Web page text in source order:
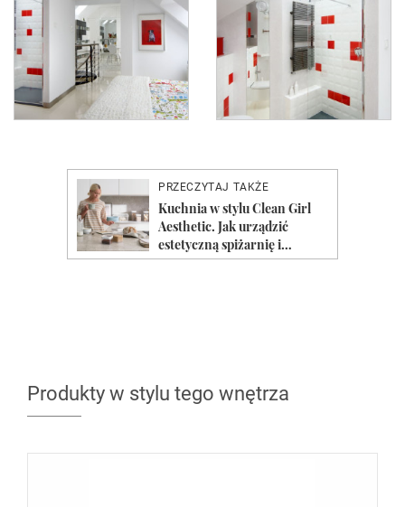
Produkty w stylu tego wnętrza